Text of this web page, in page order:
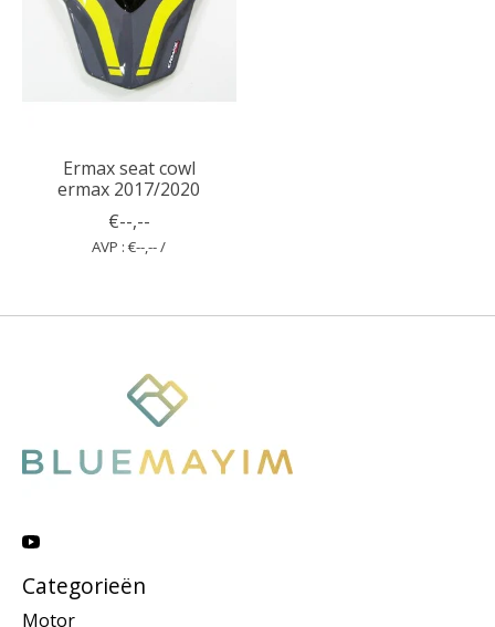
Ermax seat cowl
ermax 2017/2020
€--,--
AVP : €--,-- /
Categorieën
Motor